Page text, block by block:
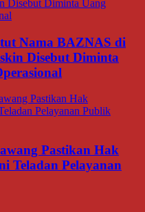
Nama BAZNAS di
Disebut Diminta
Pastikan Hak
Teladan Pelayanan